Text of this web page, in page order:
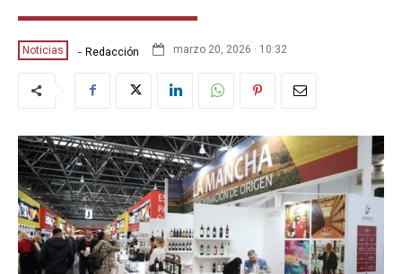
Noticias - Redacción marzo 20, 2026 · 10:32